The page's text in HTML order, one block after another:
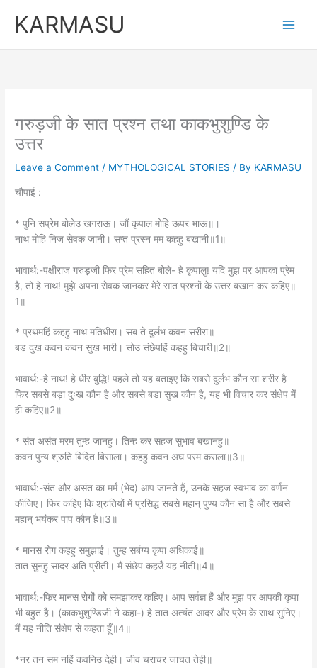
KARMASU
गरुड़जी के सात प्रश्न तथा काकभुशुण्डि के
उत्तर
Leave a Comment / MYTHOLOGICAL STORIES / By KARMASU
चौपाई :
* पुनि सप्रेम बोलेउ खगराऊ। जौं कृपाल मोहि ऊपर भाऊ॥।
नाथ मोहि निज सेवक जानी। सप्त प्रस्न मम कहहु बखानी॥1॥
भावार्थ:-पक्षीराज गरुड़जी फिर प्रेम सहित बोले- हे कृपालु! यदि मुझ पर आपका प्रेम
है, तो हे नाथ! मुझे अपना सेवक जानकर मेरे सात प्रश्नों के उत्तर बखान कर कहिए॥
1॥
* प्रथमहिं कहहु नाथ मतिधीरा। सब ते दुर्लभ कवन सरीरा॥
बड़ दुख कवन कवन सुख भारी। सोउ संछेपहिं कहहु बिचारी॥2॥
भावार्थ:-हे नाथ! हे धीर बुद्धि! पहले तो यह बताइए कि सबसे दुर्लभ कौन सा शरीर है
फिर सबसे बड़ा दुःख कौन है और सबसे बड़ा सुख कौन है, यह भी विचार कर संक्षेप में
ही कहिए॥2॥
* संत असंत मरम तुम्ह जानहु। तिन्ह कर सहज सुभाव बखानहु॥
कवन पुन्य श्रुति बिदित बिसाला। कहहु कवन अघ परम कराला॥3॥
भावार्थ:-संत और असंत का मर्म (भेद) आप जानते हैं, उनके सहज स्वभाव का वर्णन
कीजिए। फिर कहिए कि श्रुतियों में प्रसिद्ध सबसे महान्‌ पुण्य कौन सा है और सबसे
महान्‌ भयंकर पाप कौन है॥3॥
* मानस रोग कहहु समुझाई। तुम्ह सर्बग्य कृपा अधिकाई॥
तात सुनहु सादर अति प्रीती। मैं संछेप कहउँ यह नीती॥4॥
भावार्थ:-फिर मानस रोगों को समझाकर कहिए। आप सर्वज्ञ हैं और मुझ पर आपकी कृपा
भी बहुत है। (काकभुशुण्डिजी ने कहा-) हे तात अत्यंत आदर और प्रेम के साथ सुनिए।
मैं यह नीति संक्षेप से कहता हूँ॥4॥
*नर तन सम नहिं कवनिउ देही। जीव चराचर जाचत तेही॥